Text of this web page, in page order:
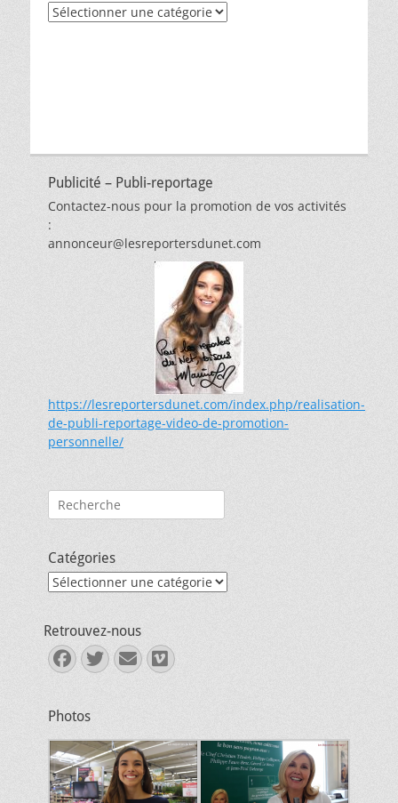
Recherche
Publicité – Publi-reportage
Contactez-nous pour la promotion de vos activités
:
annonceur@lesreportersdunet.com
https://lesreportersdunet.com/index.php/realisation-
de-publi-reportage-video-de-promotion-
personnelle/
Rechercher :
Catégories
Catégories
Retrouvez-nous
Facebook
Twitter
E-
mail
Vimeo
Photos